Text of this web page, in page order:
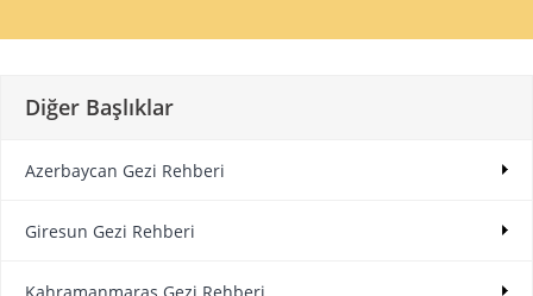
Diğer Başlıklar
Azerbaycan Gezi Rehberi
Giresun Gezi Rehberi
Kahramanmaraş Gezi Rehberi